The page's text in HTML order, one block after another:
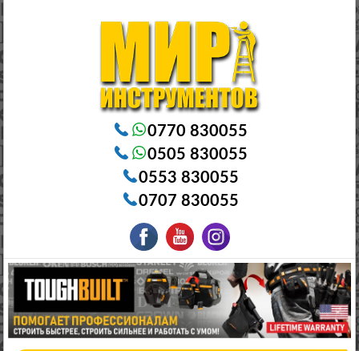
0770 830055
0505 830055
0553 830055
0707 830055